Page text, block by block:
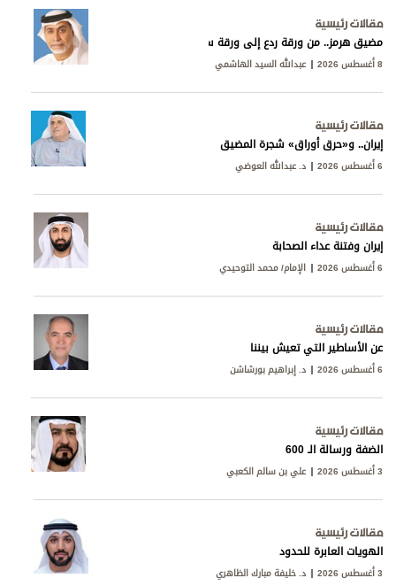
مقالات رئيسية
مضيق هرمز.. من ورقة ردع إلى ورقة سيادة
8 أغسطس 2026 عبدالله السيد الهاشمي
مقالات رئيسية
إيران.. و«حرق أوراق» شجرة المضيق
6 أغسطس 2026 د. عبدالله العوضي
مقالات رئيسية
إيران وفتنة عداء الصحابة
6 أغسطس 2026 الإمام/ محمد التوحيدي
مقالات رئيسية
عن الأساطير التي تعيش بيننا
6 أغسطس 2026 د. إبراهيم بورشاشن
مقالات رئيسية
الضفة ورسالة الـ 600
3 أغسطس 2026 علي بن سالم الكعبي
مقالات رئيسية
الهويات العابرة للحدود
3 أغسطس 2026 د. خليفة مبارك الظاهري